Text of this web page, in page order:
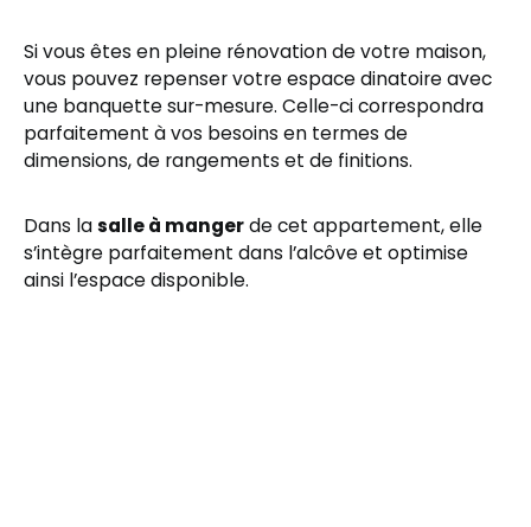
Si vous êtes en pleine rénovation de votre maison,
vous pouvez repenser votre espace dinatoire avec
une banquette sur-mesure. Celle-ci correspondra
parfaitement à vos besoins en termes de
dimensions, de rangements et de finitions.
Dans lasalle à mangerde cet appartement, elle
s’intègre parfaitement dans l’alcôve et optimise
ainsi l’espace disponible.